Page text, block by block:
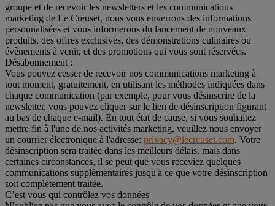
groupe et de recevoir les newsletters et les communications
marketing de Le Creuset, nous vous enverrons des informations
personnalisées et vous informerons du lancement de nouveaux
produits, des offres exclusives, des démonstrations culinaires ou
évènements à venir, et des promotions qui vous sont réservées.
Désabonnement :
Vous pouvez cesser de recevoir nos communications marketing à
tout moment, gratuitement, en utilisant les méthodes indiquées dans
chaque communication (par exemple, pour vous désinscrire de la
newsletter, vous pouvez cliquer sur le lien de désinscription figurant
au bas de chaque e-mail). En tout état de cause, si vous souhaitez
mettre fin à l'une de nos activités marketing, veuillez nous envoyer
un courrier électronique à l'adresse: privacy@lecreuset.com. Votre
désinscription sera traitée dans les meilleurs délais, mais dans
certaines circonstances, il se peut que vous receviez quelques
communications supplémentaires jusqu'à ce que votre désinscription
soit complètement traitée.
C’est vous qui contrôlez vos données